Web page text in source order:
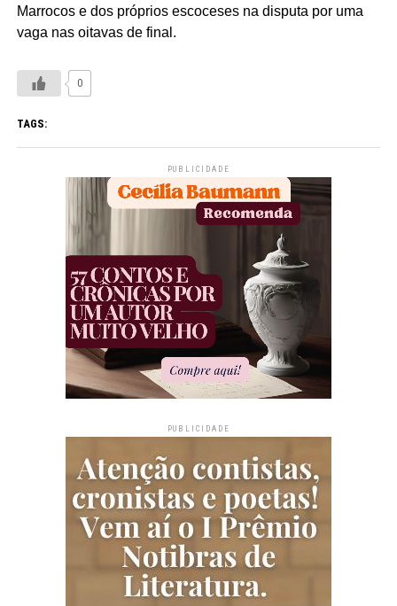
Marrocos e dos próprios escoceses na disputa por uma
vaga nas oitavas de final.
0
TAGS:
PUBLICIDADE
PUBLICIDADE